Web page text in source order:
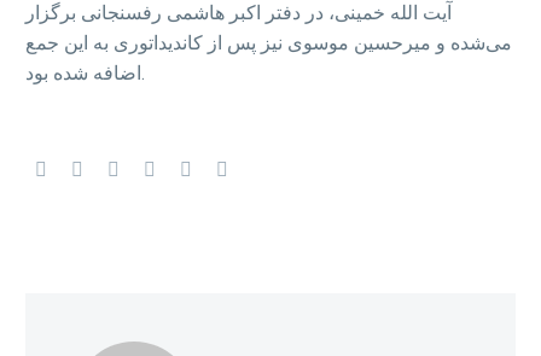
آیت الله خمینی، در دفتر اکبر هاشمی رفسنجانی برگزار
می‌شده و میرحسین موسوی نیز پس از کاندیداتوری به این جمع
اضافه شده بود.